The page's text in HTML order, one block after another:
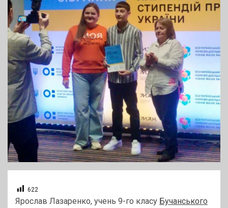
622
Ярослав Лазаренко, учень 9-го класу Бучанського